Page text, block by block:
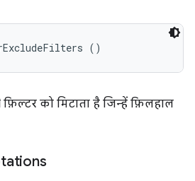
()
को मिटाता है जिन्हें फ़िलहाल